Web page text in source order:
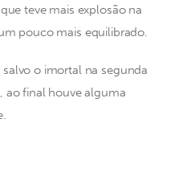
teve mais explosão na
pouco mais equilibrado.
o imortal na segunda
ao final houve alguma